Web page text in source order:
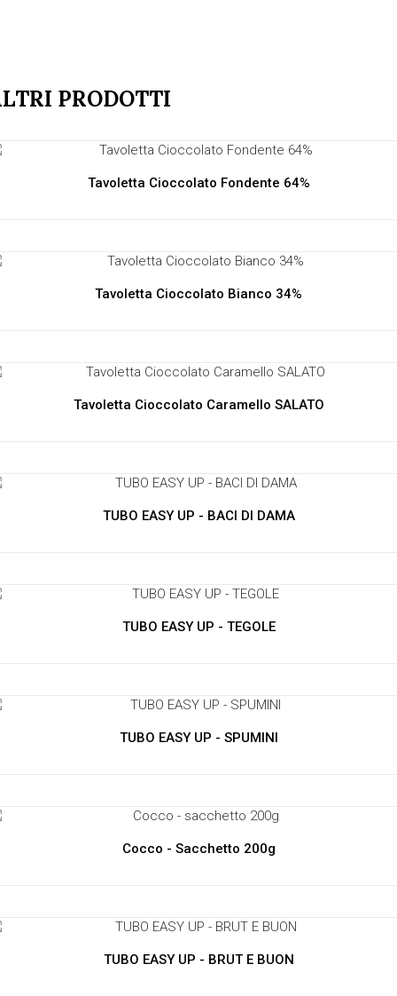
PRODOTTI
Tavoletta Cioccolato Fondente 64%
Tavoletta Cioccolato Bianco 34%
Tavoletta Cioccolato Caramello SALATO
TUBO EASY UP - BACI DI DAMA
TUBO EASY UP - TEGOLE
TUBO EASY UP - SPUMINI
Cocco - Sacchetto 200g
TUBO EASY UP - BRUT E BUON